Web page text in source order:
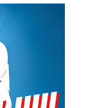
大ヒットシングル
デート～」「HOT
OF LOVE～」
」など全32曲を
弥蜜塌菜のしら
）付。